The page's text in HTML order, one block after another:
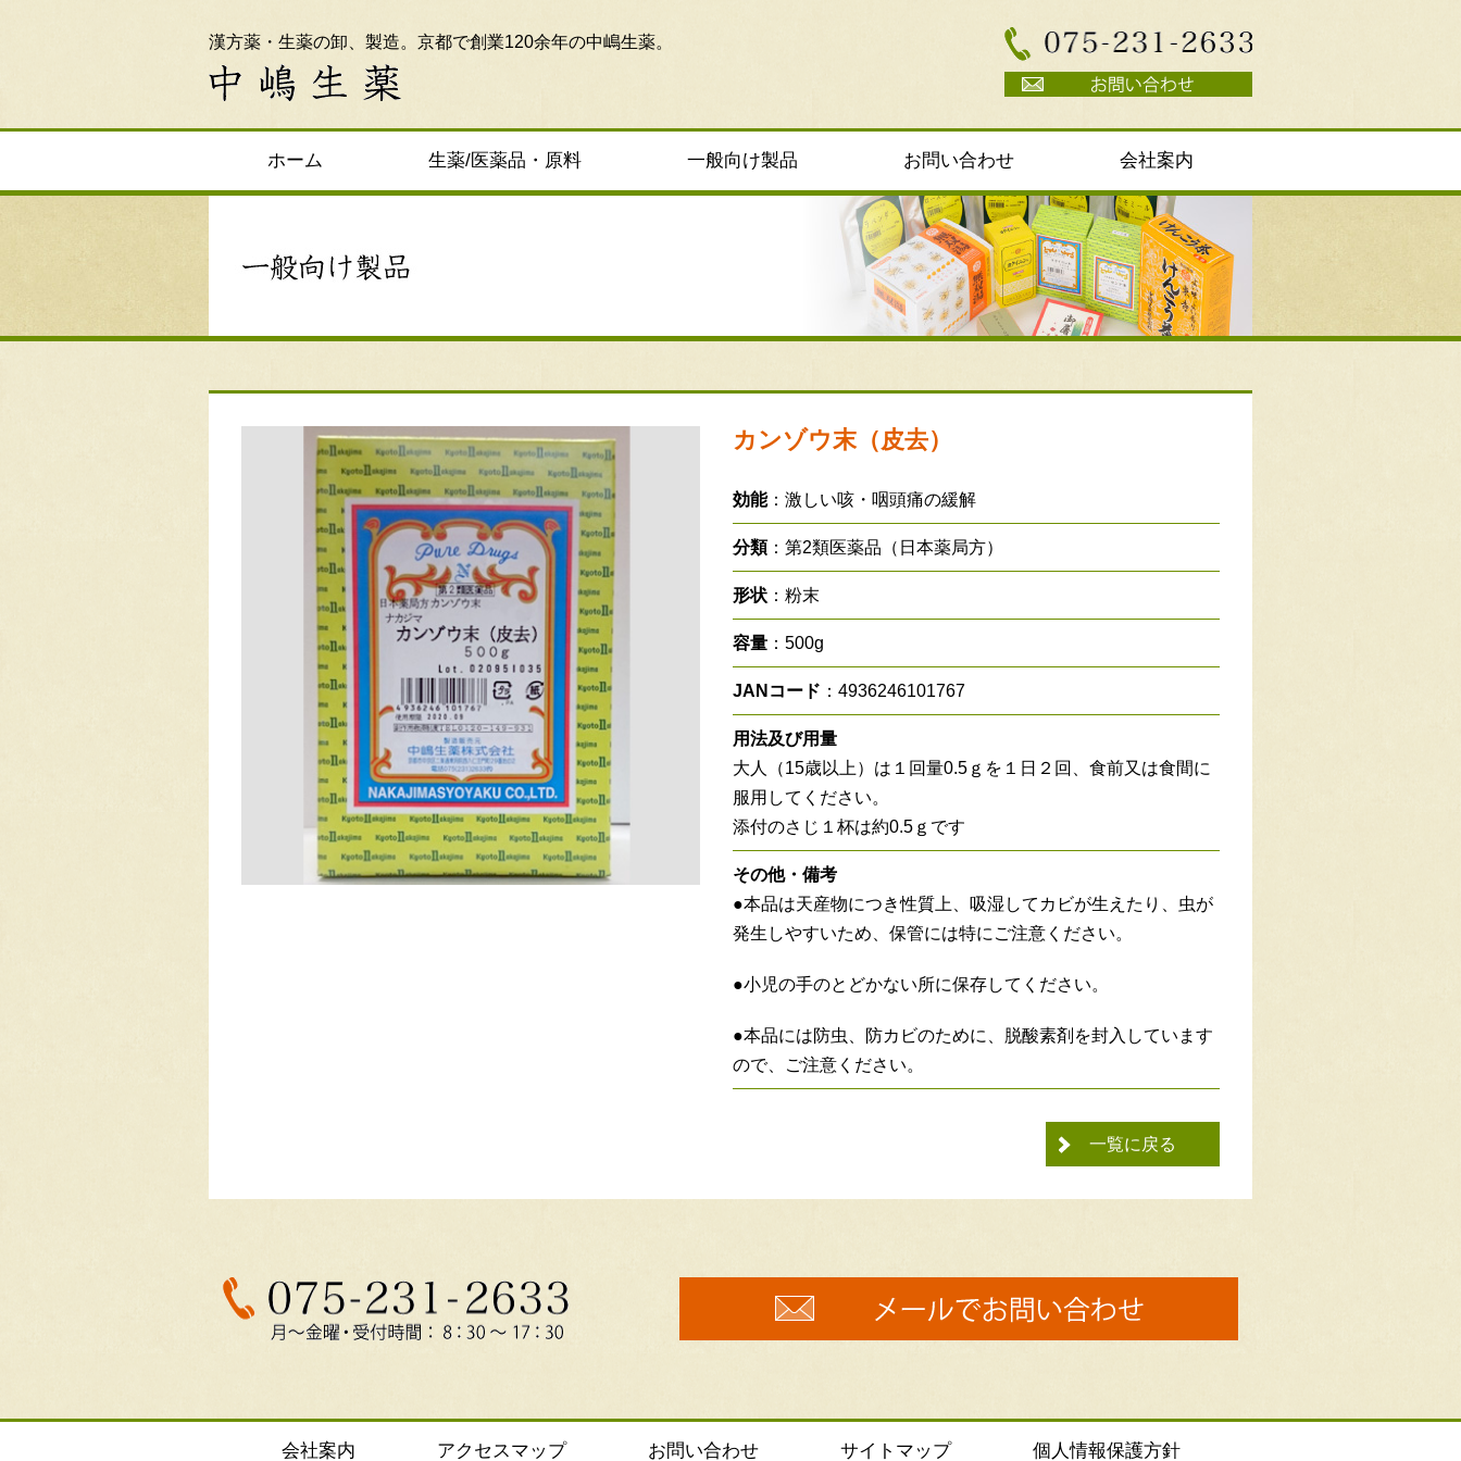
漢方薬・生薬の卸、製造。京都で創業120余年の中嶋生薬。
ホーム 生薬/医薬品・原料 一般向け製品 お問い合わせ 会社案内
カンゾウ末（皮去）
効能：激しい咳・咽頭痛の緩解
分類：第2類医薬品（日本薬局方）
形状 ：粉末
容量 ：500g
JANコード ：4936246101767
用法及び用量
大人（15歳以上）は１回量0.5ｇを１日２回、食前又は食間に
服用してください。
添付のさじ１杯は約0.5ｇです
その他・備考
●本品は天産物につき性質上、吸湿してカビが生えたり、虫が
発生しやすいため、保管には特にご注意ください。
●小児の手のとどかない所に保存してください。
●本品には防虫、防カビのために、脱酸素剤を封入しています
ので、ご注意ください。
一覧に戻る
会社案内 アクセスマップ お問い合わせ サイトマップ 個人情報保護方針